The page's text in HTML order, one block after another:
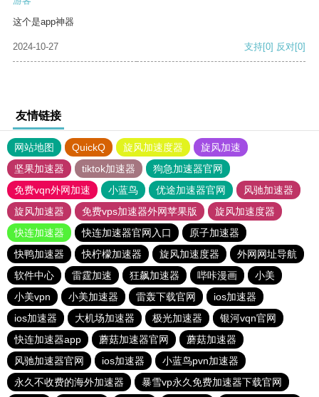
这个是app神器
2024-10-27 支持[0] 反对[0]
友情链接
网站地图 QuickQ 旋风加速度器
旋风加速
坚果加速器
tiktok加速器
狗急加速器官网
免费vqn外网加速
小蓝鸟 优途加速器官网
风驰加速器
旋风加速器
免费vps加速器外网苹果版
旋风加速度器
快连加速器
快连加速器官网入口
原子加速器
快鸭加速器
快柠檬加速器 旋风加速度器
外网网址导航
软件中心
雷霆加速 狂飙加速器 哔咔漫画
小美
小美vpn
小美加速器 雷轰下载官网
ios加速器
ios加速器
大机场加速器 极光加速器
银河vqn官网
快连加速器app
蘑菇加速器官网
蘑菇加速器
风驰加速器官网
ios加速器
小蓝鸟pvn加速器
永久不收费的海外加速器
暴雪vp永久免费加速器下载官网